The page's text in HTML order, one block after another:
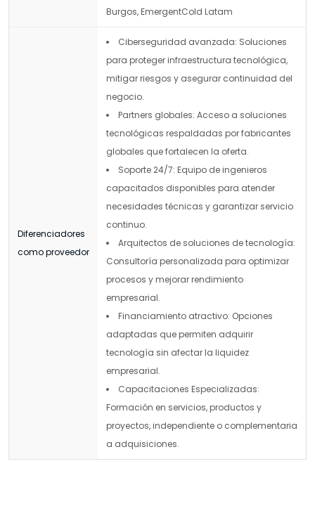
Burgos, EmergentCold Latam
Diferenciadores
como proveedor
Ciberseguridad avanzada: Soluciones
para proteger infraestructura tecnológica,
mitigar riesgos y asegurar continuidad del
negocio.
Partners globales: Acceso a soluciones
tecnológicas respaldadas por fabricantes
globales que fortalecen la oferta.
Soporte 24/7: Equipo de ingenieros
capacitados disponibles para atender
necesidades técnicas y garantizar servicio
continuo.
Arquitectos de soluciones de tecnología:
Consultoría personalizada para optimizar
procesos y mejorar rendimiento
empresarial.
Financiamiento atractivo: Opciones
adaptadas que permiten adquirir
tecnología sin afectar la liquidez
empresarial.
Capacitaciones Especializadas:
Formación en servicios, productos y
proyectos, independiente o complementaria
a adquisiciones.